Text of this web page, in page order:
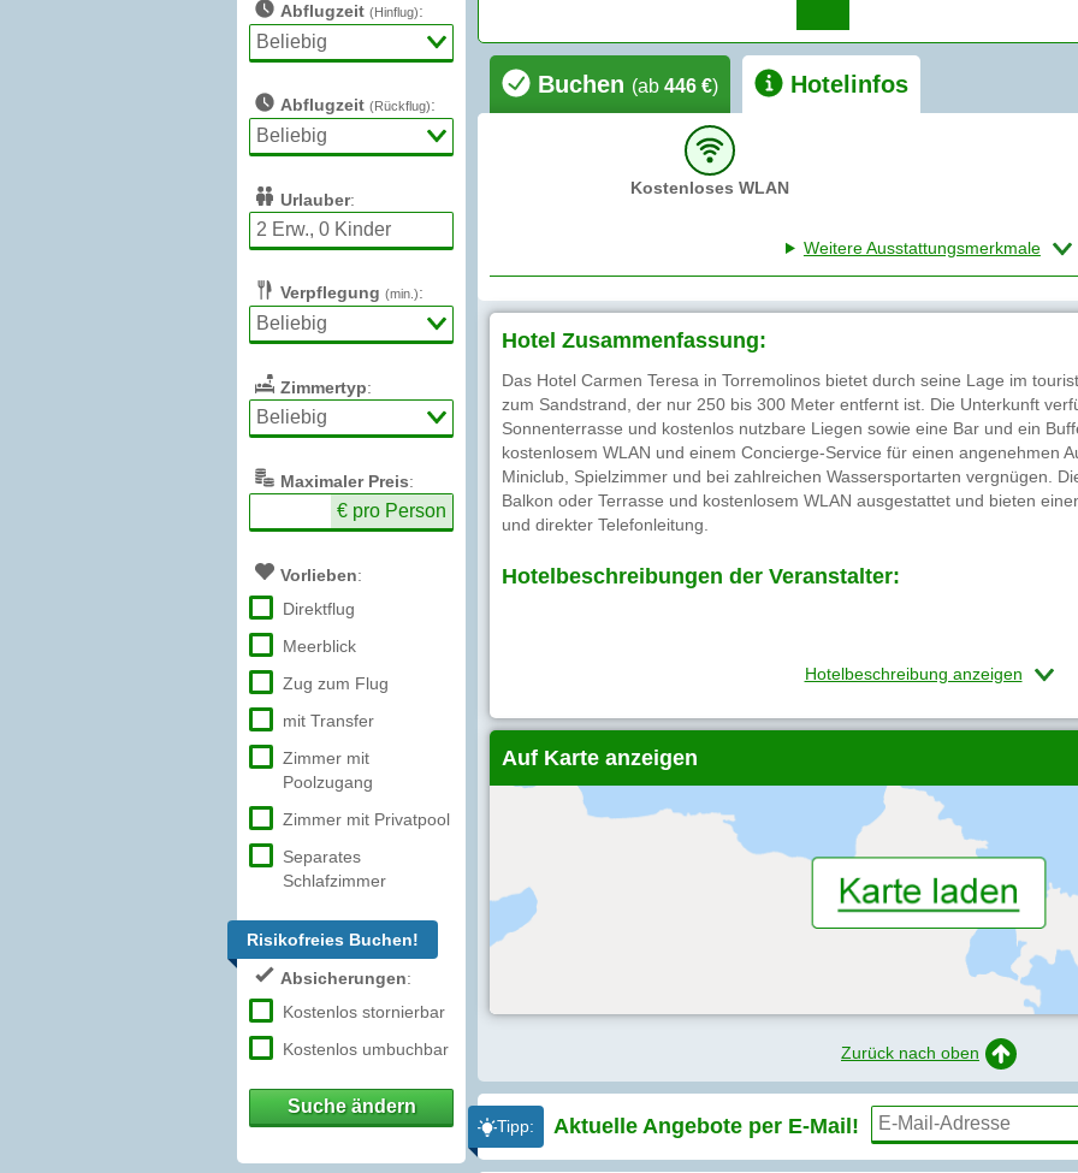
Abflugzeit (Hinflug):
Abflugzeit (Rückflug):
Urlauber:
Verpflegung (min.):
Zimmertyp:
Maximaler Preis:
€ pro Person
Vorlieben:
Direktflug
Meerblick
Zug zum Flug
mit Transfer
Zimmer mit
Poolzugang
Zimmer mit Privatpool
Separates
Schlafzimmer
Risikofreies Buchen!
Absicherungen:
Kostenlos stornierbar
Kostenlos umbuchbar
Suche ändern
Buchen (ab 446 €) Hotelinfos
Kostenloses WLAN
Weitere Ausstattungsmerkmale
Hotel Zusammenfassung:
Das Hotel Carmen Teresa in Torremolinos bietet durch seine Lage im
zum Sandstrand, der nur 250 bis 300 Meter entfernt ist. Die Unterkunft
Sonnenterrasse und kostenlos nutzbare Liegen sowie eine Bar und ein
kostenlosem WLAN und einem Concierge-Service für einen angenehmen
Miniclub, Spielzimmer und bei zahlreichen Wassersportarten vergnügen.
Balkon oder Terrasse und kostenlosem WLAN ausgestattet und bieten
und direkter Telefonleitung.
Hotelbeschreibungen der Veranstalter:
Hotelbeschreibung anzeigen
Auf Karte anzeigen
Zurück nach oben
Tipp: Aktuelle Angebote per E-Mail!